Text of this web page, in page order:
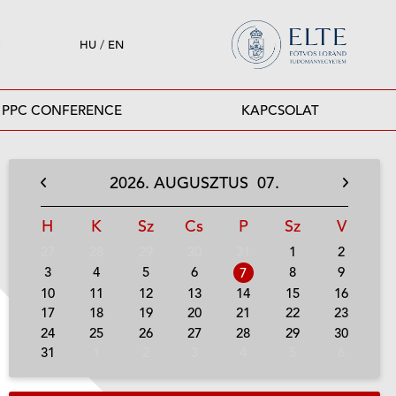
HU / EN
PPC CONFERENCE KAPCSOLAT
2026. AUGUSZTUS 07.
H K Sz Cs P Sz V
1
2
3
4 5 6 7 8
9
10
11 12 13 14 15
16
17
18 19 20 21 22
23
24
25 26 27 28 29
30
31